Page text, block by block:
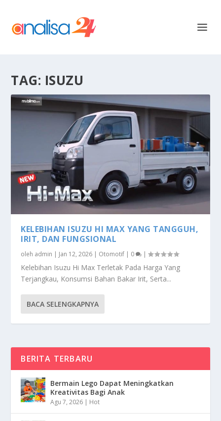
TAG: ISUZU
KELEBIHAN ISUZU HI MAX YANG TANGGUH,
IRIT, DAN FUNGSIONAL
oleh admin | Jan 12, 2026 | Otomotif | 0 |
Kelebihan Isuzu Hi Max Terletak Pada Harga Yang
Terjangkau, Konsumsi Bahan Bakar Irit, Serta...
BACA SELENGKAPNYA
BERITA TERBARU
Bermain Lego Dapat Meningkatkan
Kreativitas Bagi Anak
Agu 7, 2026 | Hot